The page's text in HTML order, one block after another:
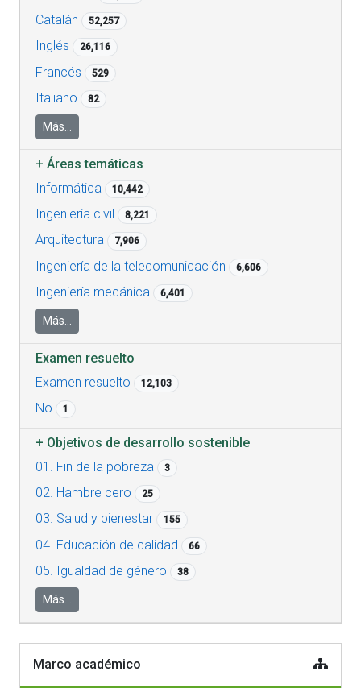
Catalán 52,257
Inglés 26,116
Francés 529
Italiano 82
Más...
+Áreas temáticas
Informática
10,442
Ingeniería civil 8,221
Arquitectura 7,906
Ingeniería de la telecomunicación 6,606
Ingeniería mecánica 6,401
Más...
Examen resuelto
Examen resuelto
12,103
No 1
+ Objetivos de desarrollo sostenible
01. Fin de la pobreza
3
02. Hambre cero 25
03. Salud y bienestar 155
04. Educación de calidad 66
05. Igualdad de género 38
Más...
Marco académico